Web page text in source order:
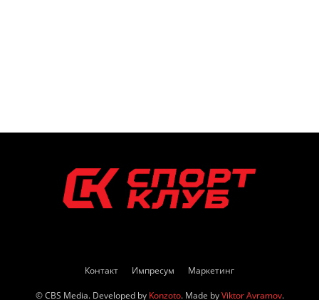
Контакт Импресум Маркетинг
© CBS Media. Developed by Konzoto. Made byViktor Avramov.